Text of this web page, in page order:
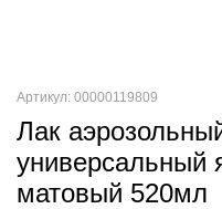
Артикул: 00000119809
Лак
универсальный
матовый 520мл